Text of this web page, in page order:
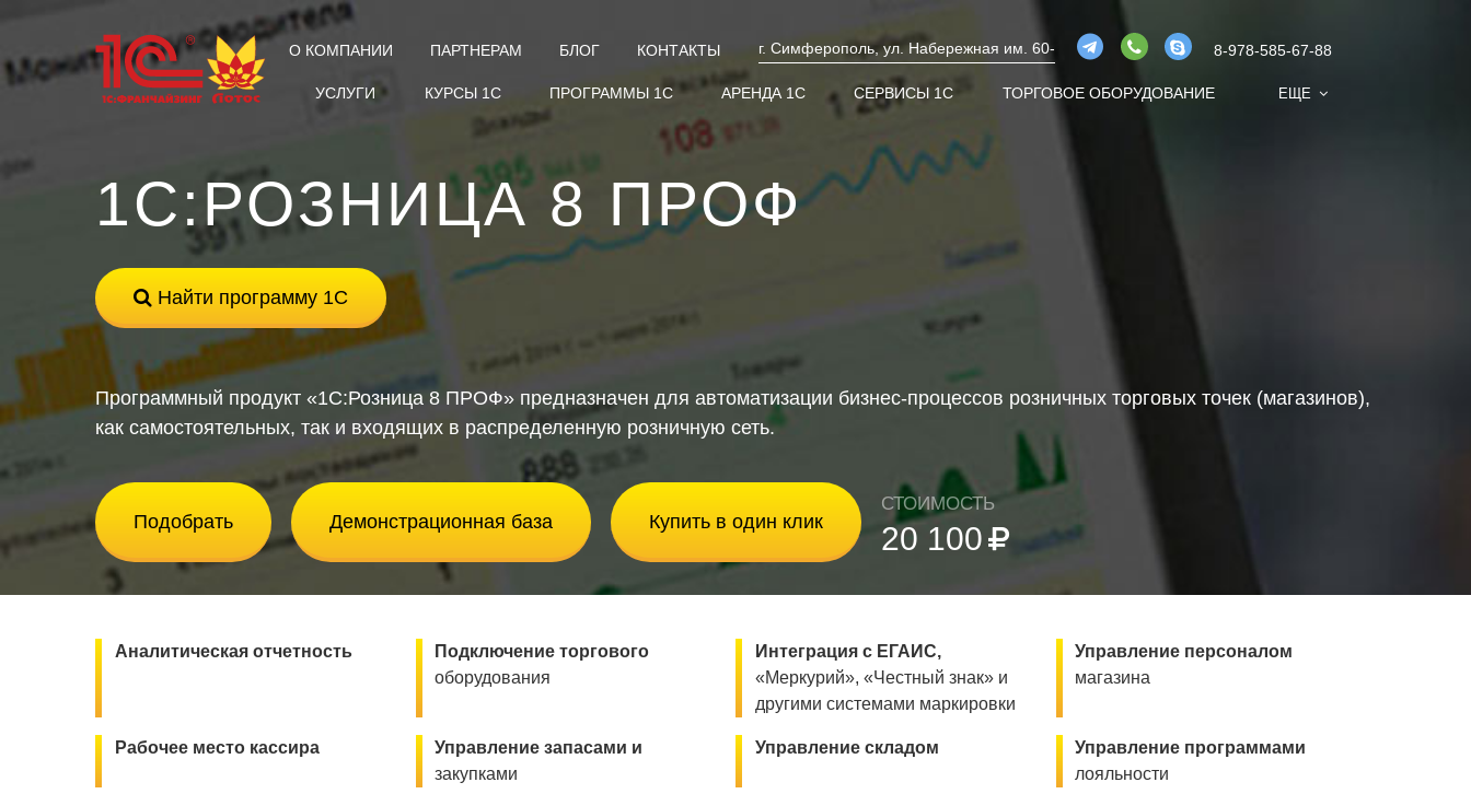
О КОМПАНИИ ПАРТНЕРАМ БЛОГ КОНТАКТЫ г. Симферополь, ул. Набережная им. 60- 8-978-585-67-88
УСЛУГИ КУРСЫ 1С ПРОГРАММЫ 1С АРЕНДА 1С СЕРВИСЫ 1С ТОРГОВОЕ ОБОРУДОВАНИЕ ЕЩЕ
1С:РОЗНИЦА 8 ПРОФ
Найти программу 1С
Программный продукт «1С:Розница 8 ПРОФ» предназначен для автоматизации бизнес-процессов розничных торговых точек (магазинов),
как самостоятельных, так и входящих в распределенную розничную сеть.
Подобрать Демонстрационная база Купить в один клик
СТОИМОСТЬ
20 100
Аналитическая отчетность
Подключение торгового
оборудования
Интеграция с ЕГАИС,
«Меркурий», «Честный знак» и
другими системами маркировки
Управление персоналом
магазина
Рабочее место кассира
Управление запасами и
закупками
Управление складом
Управление программами
лояльности